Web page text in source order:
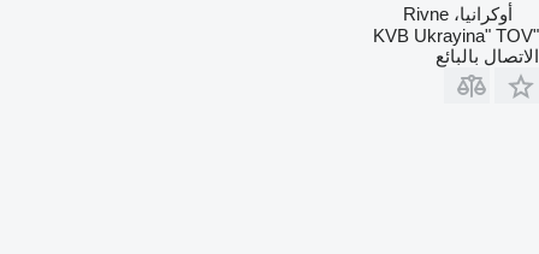
أوكرانيا، Rivne
"KVB Ukrayina" TOV
الاتصال بالبائع